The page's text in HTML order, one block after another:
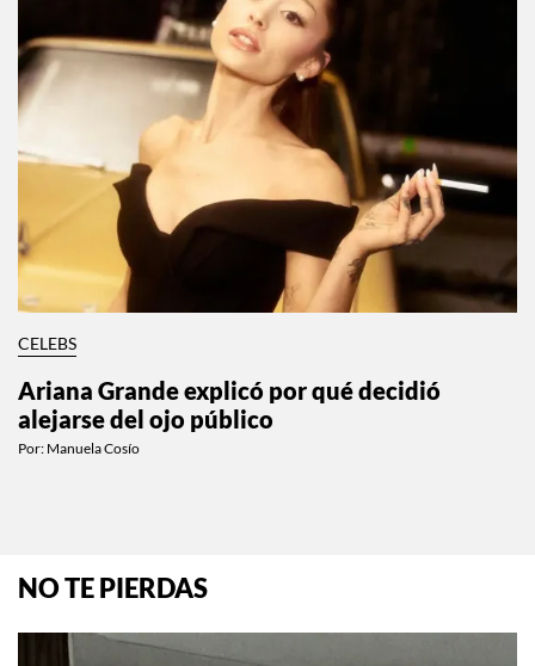
CELEBS
Ariana Grande explicó por qué decidió
alejarse del ojo público
Por: Manuela Cosío
NO TE PIERDAS